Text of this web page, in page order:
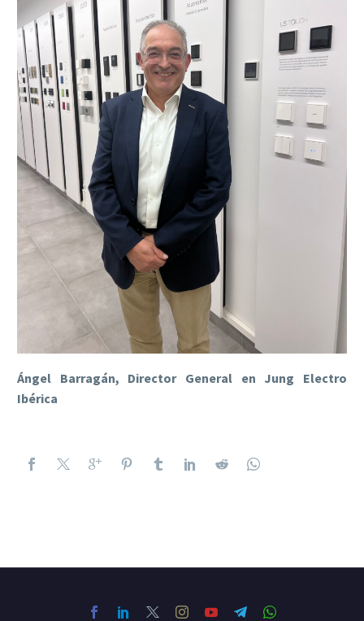
Ángel Barragán, Director General en Jung Electro
Ibérica